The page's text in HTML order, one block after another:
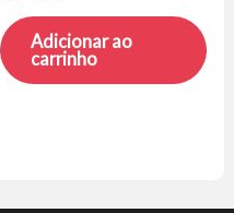
Adicionar ao
carrinho